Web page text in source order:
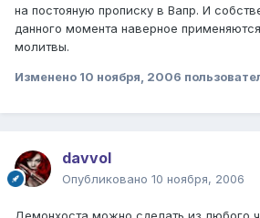
на постояную прописку в Вапр. И
данного момента наверное
молитвы.
Изменено 10 ноября, 2006
davvol
Опубликовано 10 ноября, 2006
Демонхоста можно сделать из любого